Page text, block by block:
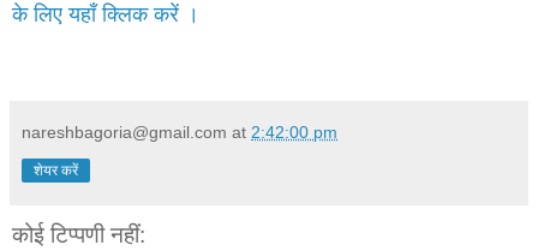
के लिए यहाँ क्लिक करें ।
nareshbagoria@gmail.com at 2:42:00 pm
शेयर करें
कोई टिप्पणी नहीं: